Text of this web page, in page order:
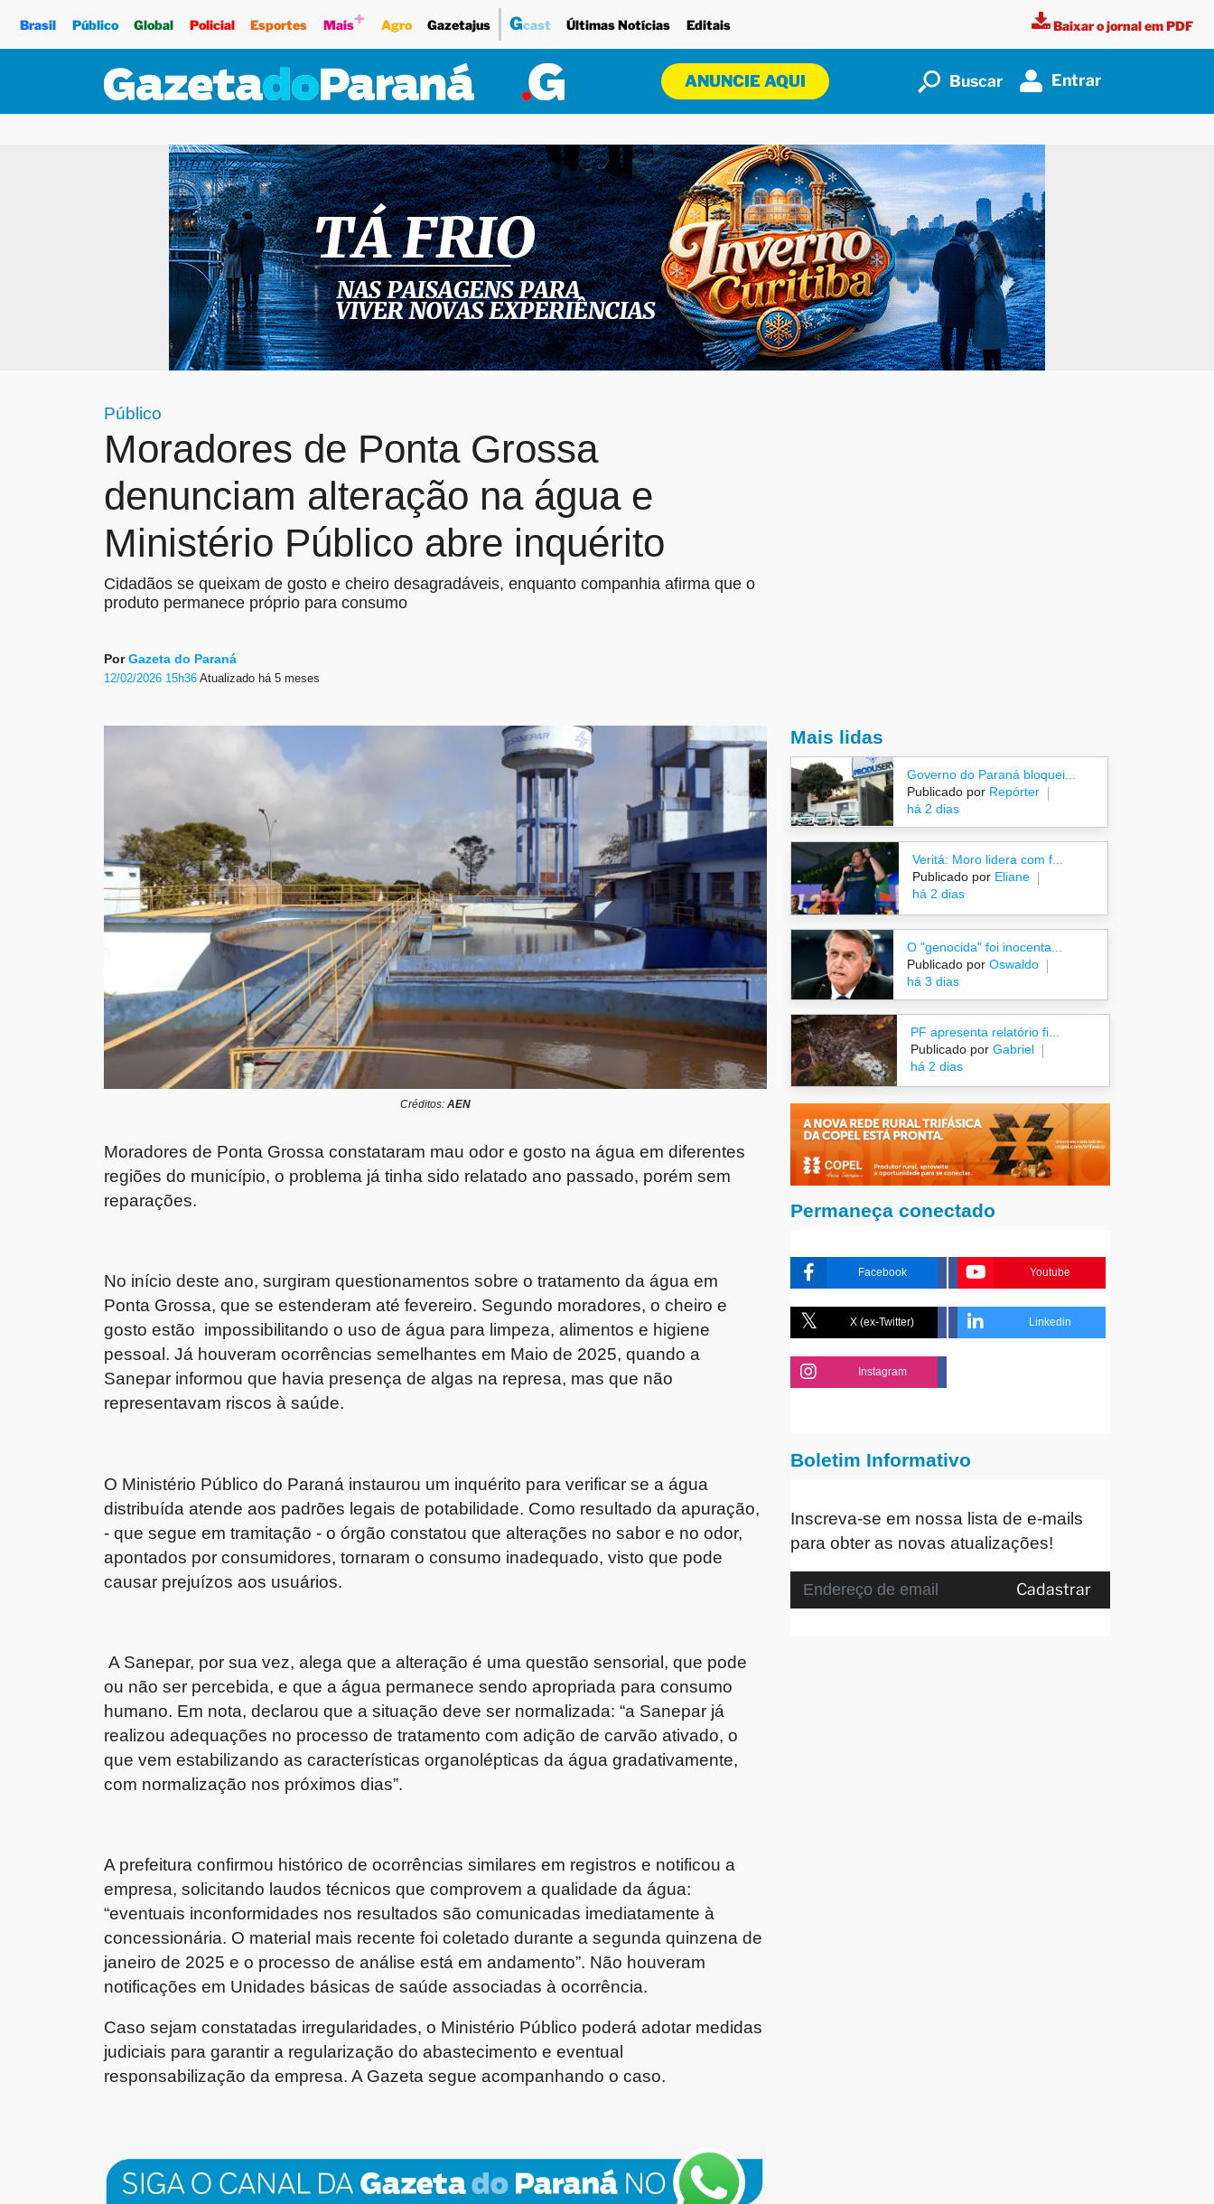
Brasil Público Global Policial Esportes Mais+ Agro Gazetajus Gcast Últimas Notícias Editais Baixar o jornal em PDF
ANUNCIE AQUI Buscar Entrar
Público
Moradores de Ponta Grossa
denunciam alteração na água e
Ministério Público abre inquérito
Cidadãos se queixam de gosto e cheiro desagradáveis, enquanto companhia afirma que o
produto permanece próprio para consumo
PorGazeta do Paraná
12/02/2026 15h36Atualizado há 5 meses
Créditos: AEN
Moradores de Ponta Grossa constataram mau odor e gosto na água em diferentes
regiões do município, o problema já tinha sido relatado ano passado, porém sem
reparações.
No início deste ano, surgiram questionamentos sobre o tratamento da água em
Ponta Grossa, que se estenderam até fevereiro. Segundo moradores, o cheiro e
gosto estão impossibilitando o uso de água para limpeza, alimentos e higiene
pessoal. Já houveram ocorrências semelhantes em Maio de 2025, quando a
Sanepar informou que havia presença de algas na represa, mas que não
representavam riscos à saúde.
O Ministério Público do Paraná instaurou um inquérito para verificar se a água
distribuída atende aos padrões legais de potabilidade. Como resultado da apuração,
- que segue em tramitação - o órgão constatou que alterações no sabor e no odor,
apontados por consumidores, tornaram o consumo inadequado, visto que pode
causar prejuízos aos usuários.
A Sanepar, por sua vez, alega que a alteração é uma questão sensorial, que pode
ou não ser percebida, e que a água permanece sendo apropriada para consumo
humano. Em nota, declarou que a situação deve ser normalizada: “a Sanepar já
realizou adequações no processo de tratamento com adição de carvão ativado, o
que vem estabilizando as características organolépticas da água gradativamente,
com normalização nos próximos dias”.
A prefeitura confirmou histórico de ocorrências similares em registros e notificou a
empresa, solicitando laudos técnicos que comprovem a qualidade da água:
“eventuais inconformidades nos resultados são comunicadas imediatamente à
concessionária. O material mais recente foi coletado durante a segunda quinzena de
janeiro de 2025 e o processo de análise está em andamento”. Não houveram
notificações em Unidades básicas de saúde associadas à ocorrência.
Caso sejam constatadas irregularidades, o Ministério Público poderá adotar medidas
judiciais para garantir a regularização do abastecimento e eventual
responsabilização da empresa. A Gazeta segue acompanhando o caso.
Mais lidas
Governo do Paraná bloquei...
Publicado por Repórter
há 2 dias
Veritá: Moro lidera com f...
Publicado porEliane
há 2 dias
O "genocida" foi inocenta...
Publicado por Oswaldo
há 3 dias
PF apresenta relatório fi...
Publicado por Gabriel
há 2 dias
Permaneça conectado
Facebook Youtube
X (ex-Twitter) Linkedin
Instagram
Boletim Informativo
Inscreva-se em nossa lista de e-mails
para obter as novas atualizações!
Cadastrar